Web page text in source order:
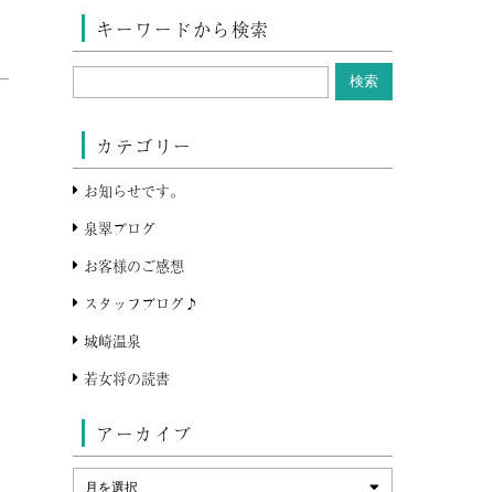
キーワードから検索
カテゴリー
お知らせです。
泉翠ブログ
お客様のご感想
スタッフブログ♪
城崎温泉
若女将の読書
アーカイブ